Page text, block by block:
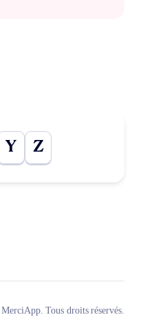
Y Z
Tous droits réservés.